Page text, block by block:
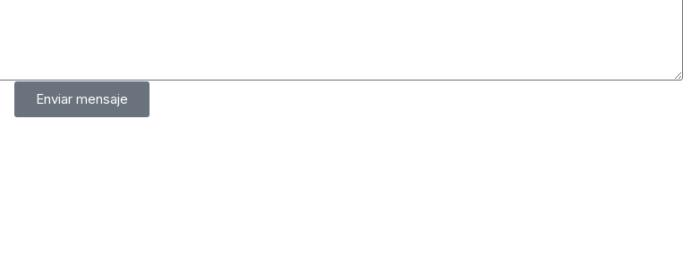
Enviar mensaje